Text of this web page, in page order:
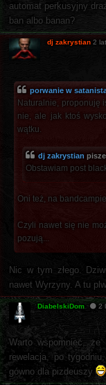
automat perkusyjny
ban albo banan?
dj zakrystian 2
porwanie w
Naturalnie, proponuję
nie, ale jak ktoś
wątku.
dj zakrystian
Obstawiam post
Oni też, na
Czyli nawet się nie
pozują...
Nic w tym złego.
nawet Wyrzyny. A tu
DiabelskiDom 2
Warto wspomnieć, że
rewelacja, po
gówno dla pizdeuszy